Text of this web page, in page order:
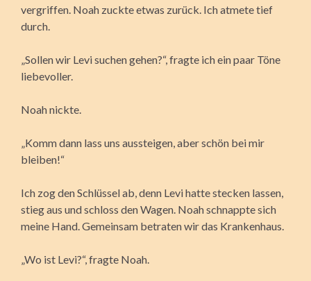
vergriffen. Noah zuckte etwas zurück. Ich atmete tief
durch.
„Sollen wir Levi suchen gehen?“, fragte ich ein paar Töne
liebevoller.
Noah nickte.
„Komm dann lass uns aussteigen, aber schön bei mir
bleiben!“
Ich zog den Schlüssel ab, denn Levi hatte stecken lassen,
stieg aus und schloss den Wagen. Noah schnappte sich
meine Hand. Gemeinsam betraten wir das Krankenhaus.
„Wo ist Levi?“, fragte Noah.